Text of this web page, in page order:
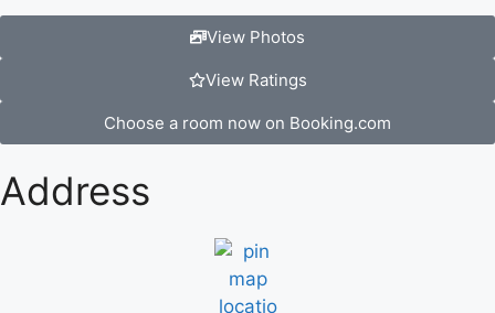
View Photos
View Ratings
Choose a room now on Booking.com
Address